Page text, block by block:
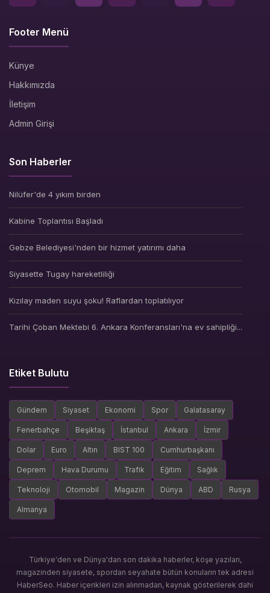
Footer Menü
Künye
Hakkımızda
İletişim
Admin Girişi
Son Haberler
Nilüfer'de 4 yıkım birden
Kabine Toplantısı Başladı
Gebze Belediyesi'nden bir hizmet yatırımı daha
Siyasette Tugay hareketliliği
Kızılay maden suyu şoku! Raflardan toplatılıyor
Tarihi Çoban Mektebi 6. Ankara Konferansları'na ev sahipliği...
Etiket Bulutu
Gündem Siyaset Ekonomi Spor Galatasaray
Fenerbahçe Beşiktaş İstanbul Ankara İzmir
Dolar Euro Altın BIST 100 Cumhurbaşkanı
Deprem Hava Durumu Trafik Eğitim Sağlık
Teknoloji Otomobil Magazin Dünya ABD Rusya
Almanya
Türkiye'den ve Dünya'dan son dakika haberler, köşe yazıları,
magazinden siyasete, spordan seyahate bütün konuların tek adresi
HaberSeo. Haber içerikleri izin alınmadan, kaynak gösterilerek dahi